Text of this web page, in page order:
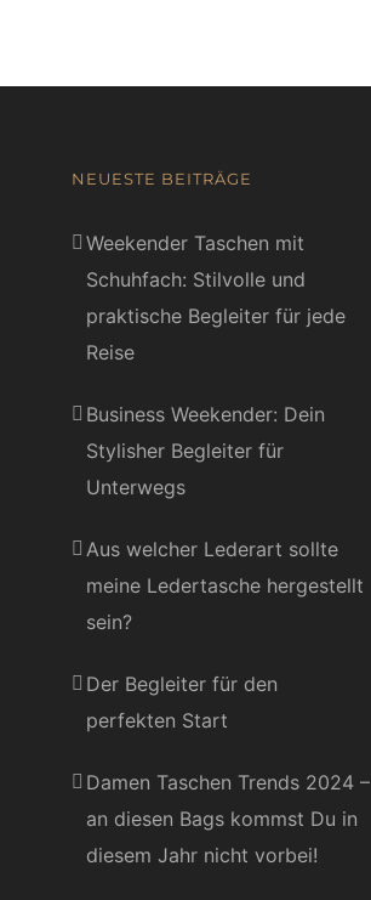
NEUESTE BEITRÄGE
Weekender Taschen mit
Schuhfach: Stilvolle und
praktische Begleiter für jede
Reise
Business Weekender: Dein
Stylisher Begleiter für
Unterwegs
Aus welcher Lederart sollte
meine Ledertasche hergestellt
sein?
Der Begleiter für den
perfekten Start
Damen Taschen Trends 2024 –
an diesen Bags kommst Du in
diesem Jahr nicht vorbei!